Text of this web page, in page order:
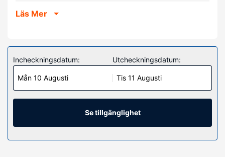
Performing Arts Center.
Känn dig som hemma i ett av de 54 luftkonditionerade
rummen med platt-tv. Gratis wi-fi gör att du kan hålla dig
uppkopplad, och satellit-tv erbjuder underhållning.
Badrummen har badkar eller dusch och gratis
toalettartiklar. På rummet finns separata sittutrymmen.
Städning erbjuds varje vecka.
Övriga bekvämligheter
Avgiftsfri parkering erbjuds på plats.
Läs Mer
Incheckningsdatum:
Mån 10 Augusti
Utcheckningsdatum:
Tis 11 Augusti
Se tillgänglighet